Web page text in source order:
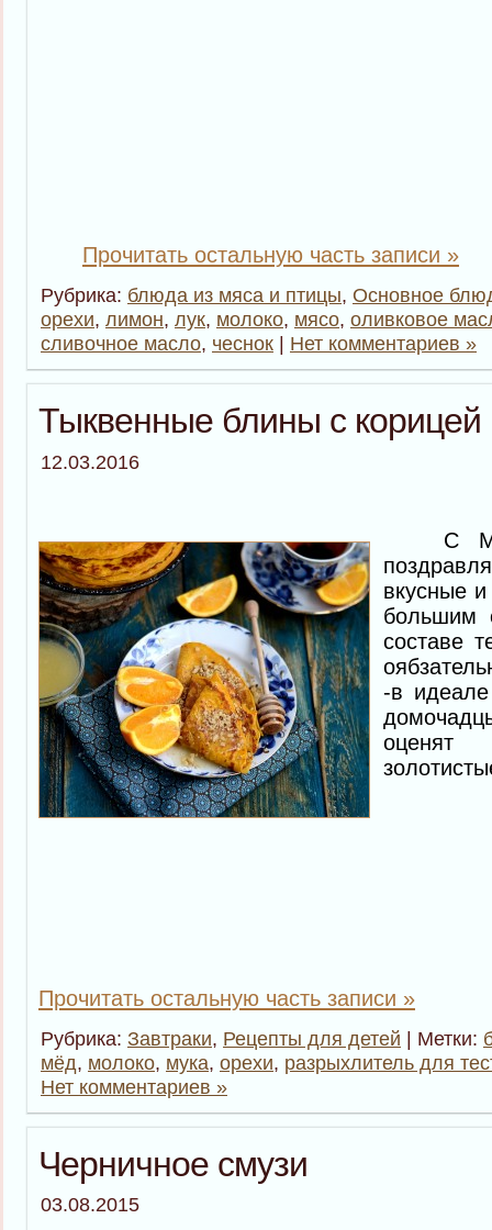
Прочитать остальную часть записи »
Рубрика: блюда из мяса и птицы, Основное
орехи, лимон, лук, молоко, мясо, оливковое
сливочное масло, чеснок | Нет комментариев »
Тыквенные блины с корицей
12.03.2016
С
вкусные
большим
составе
-в
Прочитать остальную часть записи »
Рубрика: Завтраки, Рецепты для детей | Метки:
мёд, молоко, мука, орехи, разрыхлитель для
Нет комментариев »
Черничное смузи
03.08.2015